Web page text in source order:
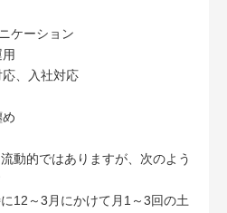
ケーション
応、入社対応
動的ではありますが、次のよう
12～3月にかけて月1～3回の土